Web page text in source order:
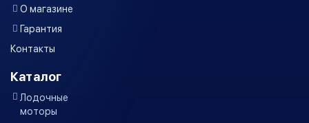
О магазине
Гарантия
Контакты
Каталог
Лодочные
моторы